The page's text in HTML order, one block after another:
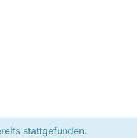
stattgefunden.